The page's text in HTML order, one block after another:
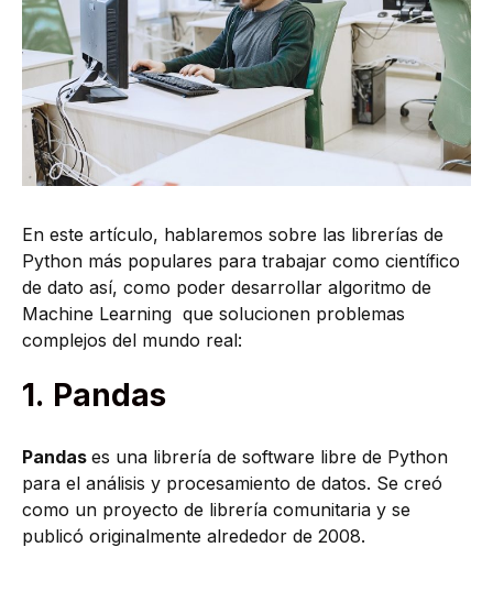
En este artículo, hablaremos sobre las librerías de
Python más populares para trabajar como científico
de dato así, como poder desarrollar algoritmo de
Machine Learning que solucionen problemas
complejos del mundo real:
1. Pandas
Pandas es una librería de software libre de Python
para el análisis y procesamiento de datos. Se creó
como un proyecto de librería comunitaria y se
publicó originalmente alrededor de 2008.